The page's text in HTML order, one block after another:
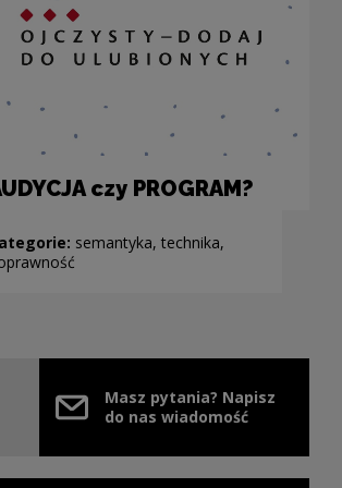
czy PROGRAM?
semantyka, technika,
window
Masz pytania? Napisz
do nas wiadomość